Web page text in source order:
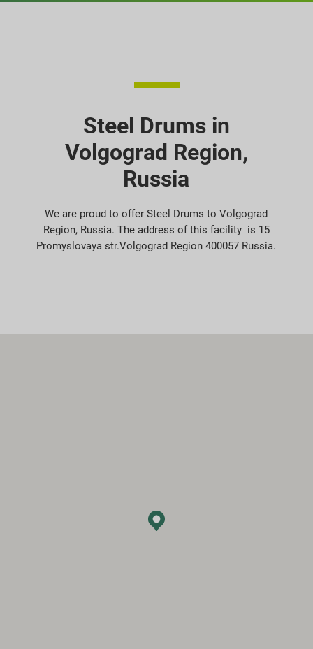
Steel Drums in
Volgograd Region,
Russia
We are proud to offer Steel Drums to Volgograd
Region, Russia. The address of this facility is 15
Promyslovaya str.Volgograd Region 400057 Russia.